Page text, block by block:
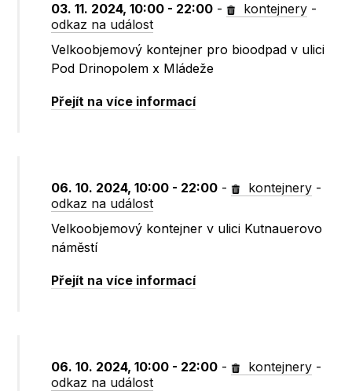
03. 11. 2024, 10:00 - 22:00 - kontejnery -
odkaz na událost
Velkoobjemový kontejner pro bioodpad v ulici
Pod Drinopolem x Mládeže
Přejít na více informací
06. 10. 2024, 10:00 - 22:00 - kontejnery -
odkaz na událost
Velkoobjemový kontejner v ulici Kutnauerovo
náměstí
Přejít na více informací
06. 10. 2024, 10:00 - 22:00 - kontejnery -
odkaz na událost